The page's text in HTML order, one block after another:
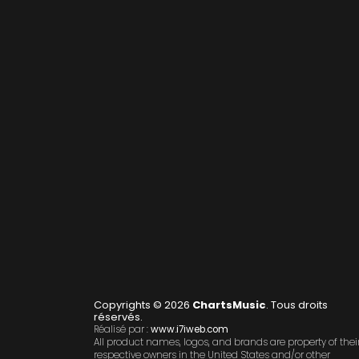
Copyrights © 2026 ChartsMusic. Tous droits
réservés.
Réalisé par :www.i7iweb.com
All product names, logos, and brands are property of
respective owners in the United States and/or other